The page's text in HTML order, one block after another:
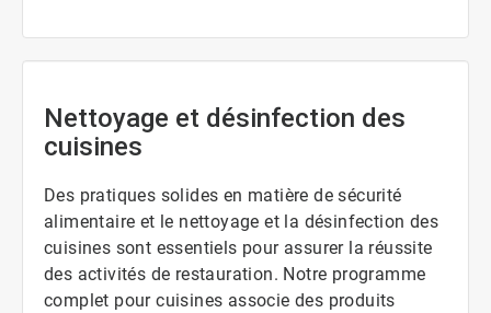
de
Nettoyage et désinfection des
cuisines
Des pratiques solides en matière de sécurité
alimentaire et le nettoyage et la désinfection des
cuisines sont essentiels pour assurer la réussite
des activités de restauration. Notre programme
complet pour cuisines associe des produits